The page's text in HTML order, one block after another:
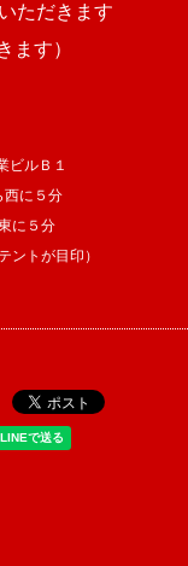
ただきます
ます）
ビルＢ１
に５分
５分
が目印）